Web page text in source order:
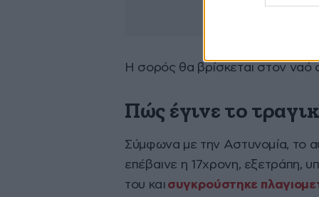
Η σορός θα βρίσκεται στον ναό
Πώς έγινε το
Σύμφωνα με την Αστυνομία, το
επέβαινε η 17χρονη, εξετράπη,
του και συγκρούστηκε